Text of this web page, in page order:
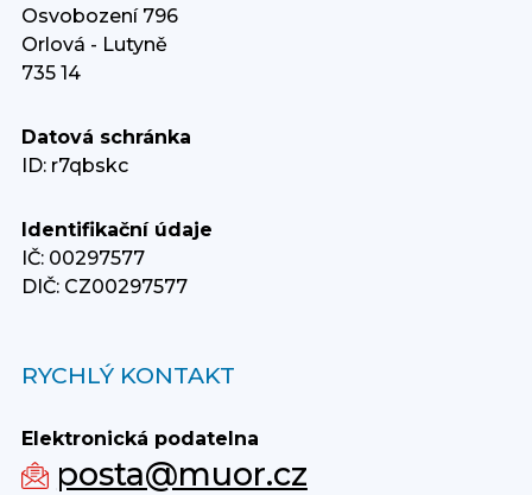
Osvobození 796
Orlová - Lutyně
735 14
Datová schránka
ID: r7qbskc
Identifikační údaje
IČ: 00297577
DIČ: CZ00297577
RYCHLÝ KONTAKT
Elektronická podatelna
posta@muor.cz